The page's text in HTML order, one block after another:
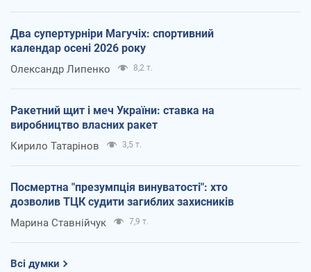
Два супертурніри Магучіх: спортивний
календар осені 2026 року
Олександр Липенко 8,2 т.
Ракетний щит і меч України: ставка на
виробництво власних ракет
Кирило Татарінов 3,5 т.
Посмертна "презумпція винуватості": хто
дозволив ТЦК судити загиблих захисників
Марина Ставнійчук 7,9 т.
Всі думки